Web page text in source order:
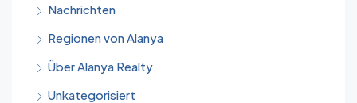
Nachrichten
Regionen von Alanya
Über Alanya Realty
Unkategorisiert